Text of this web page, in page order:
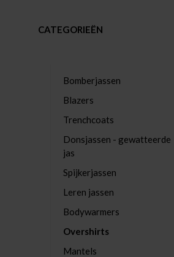
CATEGORIEËN
Bomberjassen
Blazers
Trenchcoats
Donsjassen - gewatteerde
jas
Spijkerjassen
Leren jassen
Bodywarmers
Overshirts
Mantels